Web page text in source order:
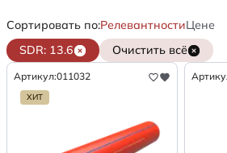
Сортировать по:РелевантностиЦене
SDR: 13.6
Очистить всё
Артикул:011032
ХИТ